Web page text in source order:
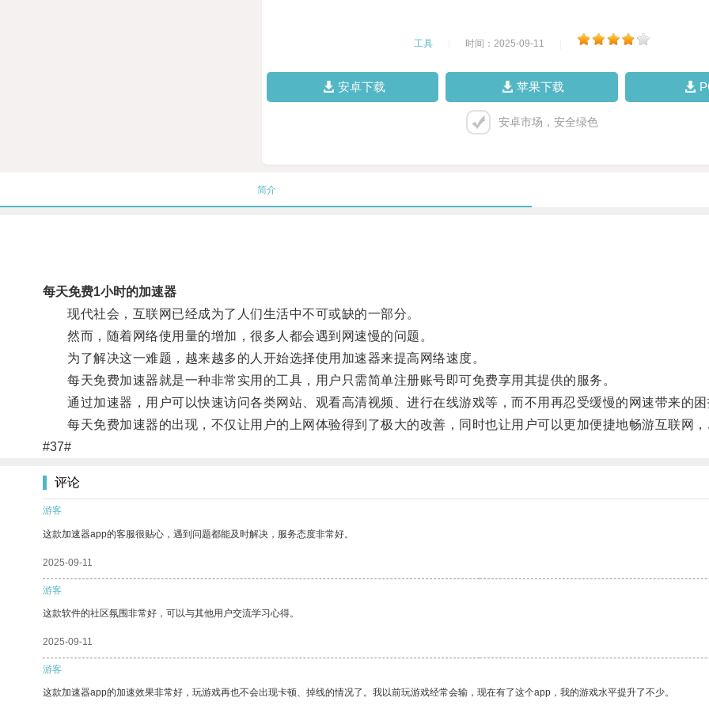
工具 时间：2025-09-11
安卓下载 苹果下载
安卓市场，安全绿色
简介
每天免费1小时的加速器
现代社会，互联网已经成为了人们生活中不可或缺的一部分。
然而，随着网络使用量的增加，很多人都会遇到网速慢的问题。
为了解决这一难题，越来越多的人开始选择使用加速器来提高网络速度。
每天免费加速器就是一种非常实用的工具，用户只需简单注册账号即可免费享用其提供的服务。
通过加速器，用户可以快速访问各类网站、观看高清视频、进行在线游戏等，而不用再忍受缓慢的网速带来的困
每天免费加速器的出现，不仅让用户的上网体验得到了极大的改善，同时也让用户可以更加便捷地畅游互联网，
#37#
评论
游客
这款加速器app的客服很贴心，遇到问题都能及时解决，服务态度非常好。
2025-09-11
游客
这款软件的社区氛围非常好，可以与其他用户交流学习心得。
2025-09-11
游客
这款加速器app的加速效果非常好，玩游戏再也不会出现卡顿、掉线的情况了。我以前玩游戏经常会输，现在有了这个app，我的游戏水平提升了不少。